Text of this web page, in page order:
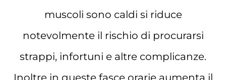
muscoli sono caldi si riduce
notevolmente il rischio di procurarsi
strappi, infortuni e altre complicanze.
Inoltre in queste fasce orarie aumenta il